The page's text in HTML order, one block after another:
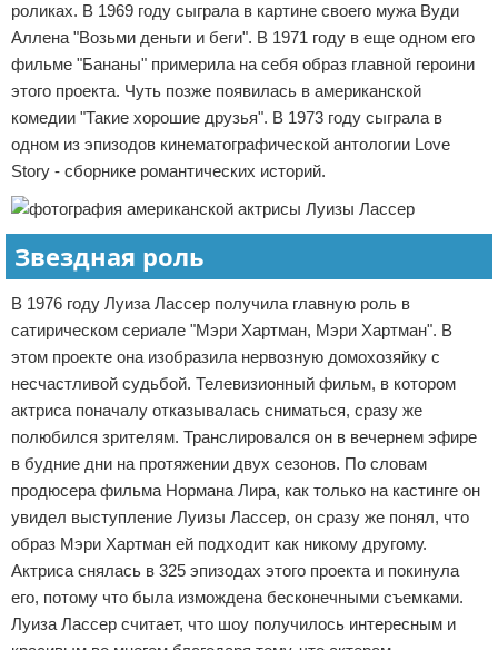
роликах. В 1969 году сыграла в картине своего мужа Вуди
Аллена "Возьми деньги и беги". В 1971 году в еще одном его
фильме "Бананы" примерила на себя образ главной героини
этого проекта. Чуть позже появилась в американской
комедии "Такие хорошие друзья". В 1973 году сыграла в
одном из эпизодов кинематографической антологии Love
Story - сборнике романтических историй.
Звездная роль
В 1976 году Луиза Лассер получила главную роль в
сатирическом сериале "Мэри Хартман, Мэри Хартман". В
этом проекте она изобразила нервозную домохозяйку с
несчастливой судьбой. Телевизионный фильм, в котором
актриса поначалу отказывалась сниматься, сразу же
полюбился зрителям. Транслировался он в вечернем эфире
в будние дни на протяжении двух сезонов. По словам
продюсера фильма Нормана Лира, как только на кастинге он
увидел выступление Луизы Лассер, он сразу же понял, что
образ Мэри Хартман ей подходит как никому другому.
Актриса снялась в 325 эпизодах этого проекта и покинула
его, потому что была измождена бесконечными съемками.
Луиза Лассер считает, что шоу получилось интересным и